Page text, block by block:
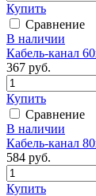
Купить
Сравнение
В наличии
Кабель-канал
367 руб.
Купить
Сравнение
В наличии
Кабель-канал
584 руб.
Купить